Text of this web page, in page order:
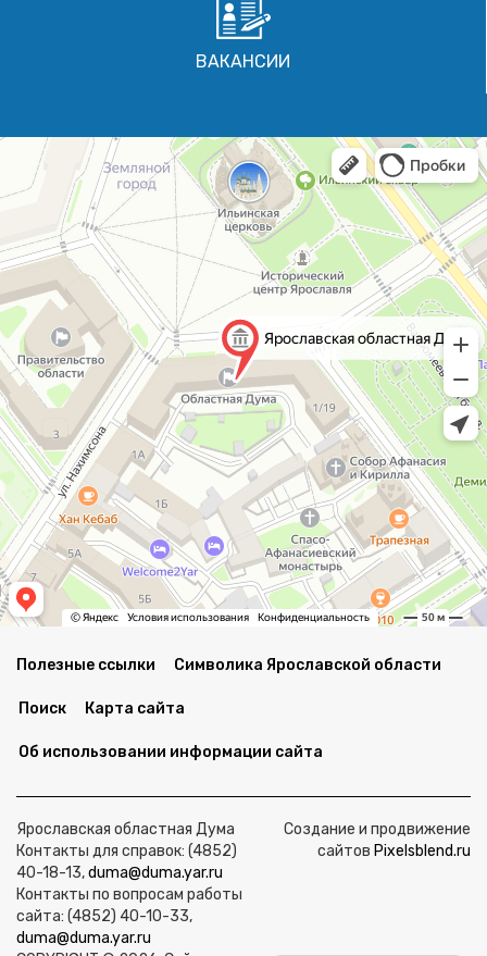
ВАКАНСИИ
Полезные ссылки Символика Ярославской области
Поиск Карта сайта
Об использовании информации сайта
Ярославская областная Дума
Контакты для справок: (4852)
40-18-13,duma@duma.yar.ru
Контакты по вопросам работы
сайта: (4852) 40-10-33,
duma@duma.yar.ru
Создание и продвижение
сайтов Pixelsblend.ru